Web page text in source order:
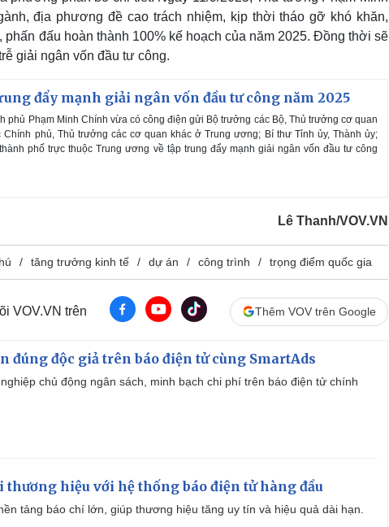
địa phương đề cao trách nhiệm, kịp thời tháo gỡ khó khăn,
đấu hoàn thành 100% kế hoạch của năm 2025. Đồng thời sẽ
giải ngân vốn đầu tư công.
đẩy mạnh giải ngân vốn đầu tư công năm 2025
phủ Phạm Minh Chính vừa có công điện gửi Bộ trưởng các Bộ, Thủ trưởng cơ quan
Chính phủ, Thủ trưởng các cơ quan khác ở Trung ương; Bí thư Tỉnh ủy, Thành ủy;
phố trực thuộc Trung ương về tập trung đẩy mạnh giải ngân vốn đầu tư công
Lê Thanh/VOV.VN
tăng trưởng kinh tế dự án công trình trọng điểm quốc gia
VOV.VN trên Thêm VOV trên Google
đúng độc giả trên báo điện tử cùng SmartAds
chủ động ngân sách, minh bạch chi phí trên báo điện tử chính
thương hiệu với hệ thống báo điện tử hàng đầu
tảng báo chí lớn, giúp thương hiệu tăng uy tín và hiệu quả dài hạn.